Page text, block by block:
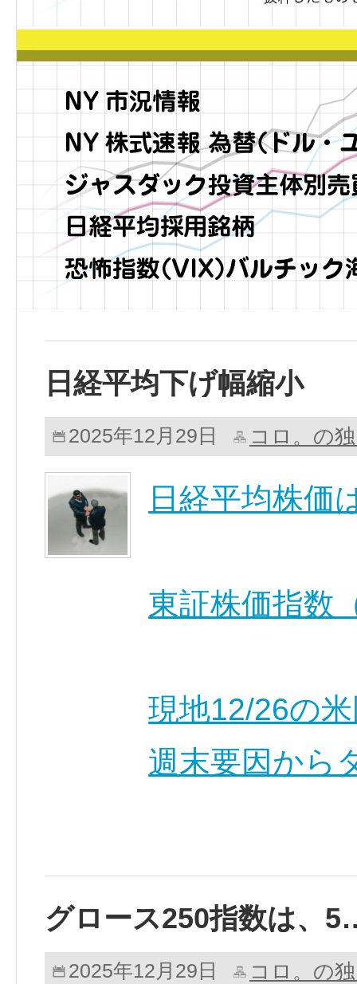
日経平均下げ幅縮小
2025年12月29日 コロ。の
日経平均株価
東証株価指数
現地12/26の
週末要因か
グロース250指数は、
2025年12月29日 コロ。の